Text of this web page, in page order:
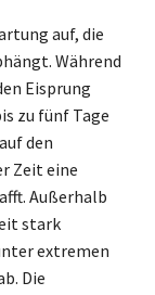
auf, die
Während
Eisprung
zu fünf Tage
den
Zeit eine
Außerhalb
stark
extremen
Die